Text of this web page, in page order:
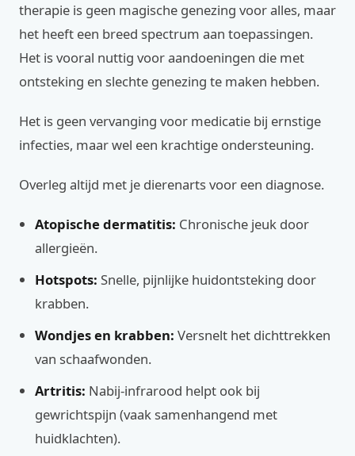
therapie is geen magische genezing voor alles, maar
het heeft een breed spectrum aan toepassingen.
Het is vooral nuttig voor aandoeningen die met
ontsteking en slechte genezing te maken hebben.
Het is geen vervanging voor medicatie bij ernstige
infecties, maar wel een krachtige ondersteuning.
Overleg altijd met je dierenarts voor een diagnose.
Atopische dermatitis: Chronische jeuk door
allergieën.
Hotspots: Snelle, pijnlijke huidontsteking door
krabben.
Wondjes en krabben: Versnelt het dichttrekken
van schaafwonden.
Artritis: Nabij-infrarood helpt ook bij
gewrichtspijn (vaak samenhangend met
huidklachten).